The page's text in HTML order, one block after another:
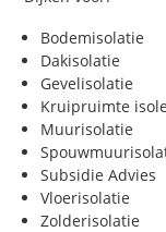
Bodemisolatie
Dakisolatie
Gevelisolatie
Kruipruimte
Muurisolatie
Subsidie Advies
Vloerisolatie
Zolderisolatie